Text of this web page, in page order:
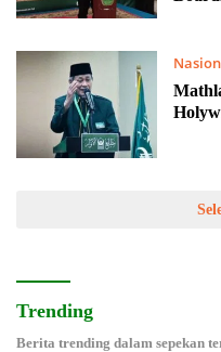
Trending
Berita trending dalam sepekan